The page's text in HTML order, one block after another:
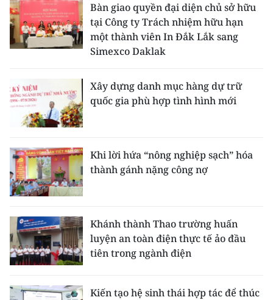
Bàn giao quyền đại diện chủ sở hữu
tại Công ty Trách nhiệm hữu hạn
một thành viên In Đắk Lắk sang
Simexco Daklak
Xây dựng danh mục hàng dự trữ
quốc gia phù hợp tình hình mới
Khi lời hứa “nông nghiệp sạch” hóa
thành gánh nặng công nợ
Khánh thành Thao trường huấn
luyện an toàn điện thực tế ảo đầu
tiên trong ngành điện
Kiến tạo hệ sinh thái hợp tác để thúc